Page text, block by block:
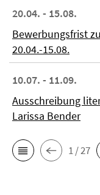
20.04. - 15.08.
Bewerbungsfrist
20.04.-15.08.
10.07. - 11.09.
Ausschreibung
Larissa Bender
1 / 27